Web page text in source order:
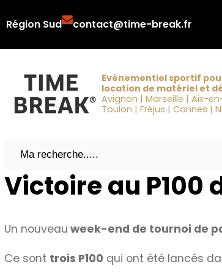
au
contenu
Région Sud contact@time-break.fr
Evénementiel sportif
location de matériel et
Avignon | Marseille | Aix-
Toulon | Fréjus | Cannes |
Search
Victoire au P100
Un nouveau week-end de tournoi de
Ce sont trois P100 qui ont été lancés